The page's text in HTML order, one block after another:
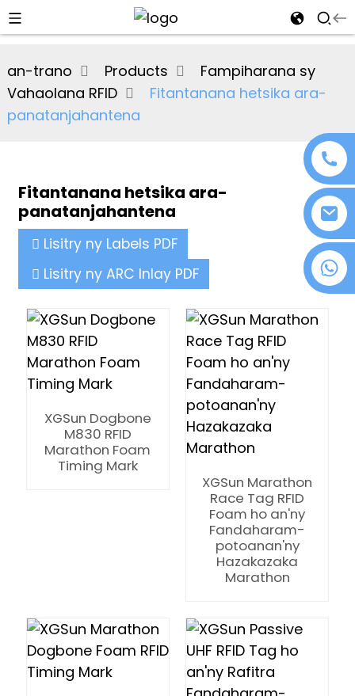
+86 18076372139
an-trano Products
Fampiharana sy
Vahaolana RFID
Fitantanana hetsika ara-
panatanjahantena
Fitantanana hetsika ara-
panatanjahantena
Lisitry ny Labels PDF
Lisitry ny ARC Inlay PDF
XGSun Dogbone
M830 RFID
Marathon Foam
Timing Mark
XGSun Marathon
Race Tag RFID
Foam ho an'ny
Fandaharam-
potoanan'ny
Hazakazaka
Marathon